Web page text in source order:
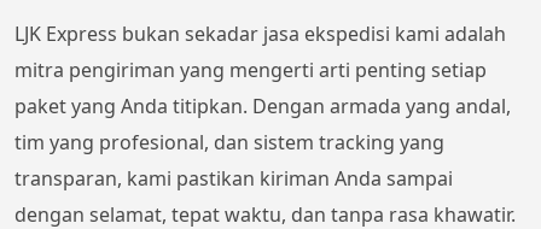
LJK Express bukan sekadar jasa ekspedisi kami adalah
mitra pengiriman yang mengerti arti penting setiap
paket yang Anda titipkan. Dengan armada yang andal,
tim yang profesional, dan sistem tracking yang
transparan, kami pastikan kiriman Anda sampai
dengan selamat, tepat waktu, dan tanpa rasa khawatir.